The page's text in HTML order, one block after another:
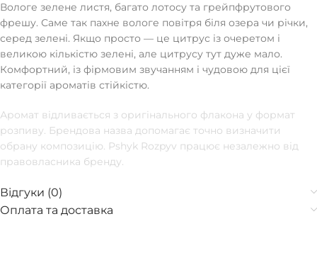
Вологе зелене листя, багато лотосу та грейпфрутового
фрешу. Саме так пахне вологе повітря біля озера чи річки,
серед зелені. Якщо просто — це цитрус із очеретом і
великою кількістю зелені, але цитрусу тут дуже мало.
Комфортний, із фірмовим звучанням і чудовою для цієї
категорії ароматів стійкістю.
Аромат відливається з оригінального флакона у формат
розпиву. Брендова назва допомагає точно визначити
обрану композицію. Pshyk Rozpyv працює незалежно від
правовласника бренду.
Відгуки (0)
Оплата та доставка